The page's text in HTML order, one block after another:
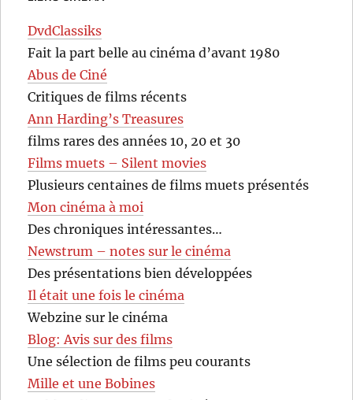
DvdClassiks
Fait la part belle au cinéma d’avant 1980
Abus de Ciné
Critiques de films récents
Ann Harding’s Treasures
films rares des années 10, 20 et 30
Films muets – Silent movies
Plusieurs centaines de films muets présentés
Mon cinéma à moi
Des chroniques intéressantes…
Newstrum – notes sur le cinéma
Des présentations bien développées
Il était une fois le cinéma
Webzine sur le cinéma
Blog: Avis sur des films
Une sélection de films peu courants
Mille et une Bobines